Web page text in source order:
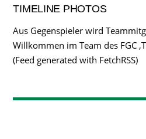
TIMELINE PHOTOS
Aus Gegenspieler wird
Willkommen im Team des FGC
(Feed generated with FetchRSS)